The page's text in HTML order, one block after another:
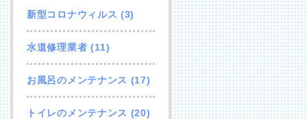
新型コロナウィルス (3)
水道修理業者 (11)
お風呂のメンテナンス (17)
トイレのメンテナンス (20)